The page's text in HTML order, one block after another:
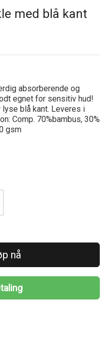
med blå kant
absorberende og
egnet for sensitiv hud!
blå kant. Leveres i
Comp. 70%bambus, 30%
gsm
nå